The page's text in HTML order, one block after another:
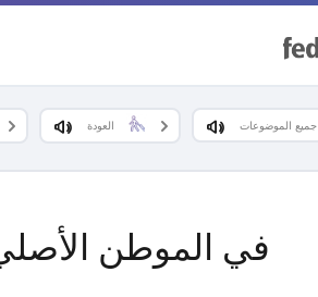
جميع الموضوعات العودة
في الموطن